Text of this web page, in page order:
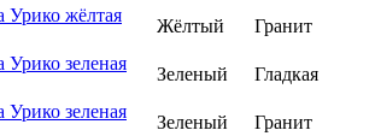
Урико жёлтая
Жёлтый
Гранит
Урико зеленая
Зеленый
Гладкая
Урико зеленая
Зеленый
Гранит